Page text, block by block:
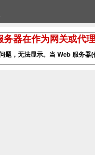
务器在作为网关或代
题，无法显示。当 Web 服务